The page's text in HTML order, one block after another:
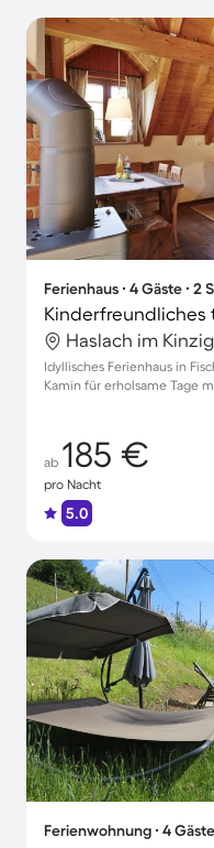
Ferienhaus ∙ 4 Gäste ∙ 2
Idyllisches Ferienhaus in
Kamin für erholsame Tage
ab 185 €
pro Nacht
5.0
Ferienwohnung ∙ 4